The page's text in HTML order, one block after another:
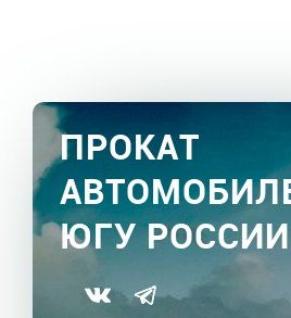
ПРОКАТ
ЮГУ РОССИИ